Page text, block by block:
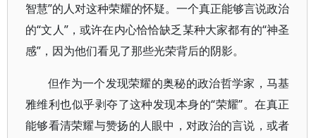
智慧”的人对这种荣耀的怀疑。一个真正能够言说政治
的“文人”，或许在内心恰恰缺乏某种大家都有的“神圣
感”，因为他们看见了那些光荣背后的阴影。
但作为一个发现荣耀的奥秘的政治哲学家，马基
雅维利也似乎剥夺了这种发现本身的“荣耀”。在真正
能够看清荣耀与赞扬的人眼中，对政治的言说，或者